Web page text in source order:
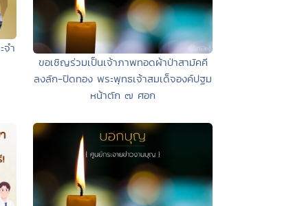
จำ
ขอเชิญร่วมเป็นเจ้าภาพทอดผ้าป่าสามัคคี
ลงลัก-ปิดทอง พระพุทธเจ้าสมเด็จองค์ปฐม
หน้าตัก ๗ ศอก